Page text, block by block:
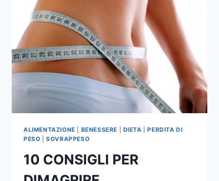
ALIMENTAZIONE BENESSERE DIETA |PERDITA DI
PESO |SOVRAPPESO
10 CONSIGLI PER